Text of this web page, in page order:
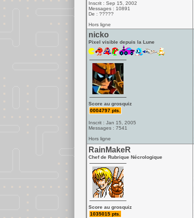
Inscrit : Sep 15, 2002
Messages : 10891
De : ?????
Hors ligne
nicko
Pixel visible depuis la Lune
Score au grosquiz
0004797 pts.
Inscrit : Jan 15, 2005
Messages : 7541
Hors ligne
RainMakeR
Chef de Rubrique Nécrologique
Score au grosquiz
1035015 pts.